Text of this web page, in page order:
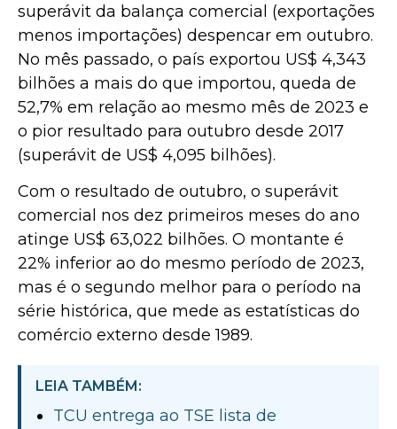
superávit da balança comercial (exportações
menos importações) despencar em outubro.
No mês passado, o país exportou US$ 4,343
bilhões a mais do que importou, queda de
52,7% em relação ao mesmo mês de 2023 e
o pior resultado para outubro desde 2017
(superávit de US$ 4,095 bilhões).
Com o resultado de outubro, o superávit
comercial nos dez primeiros meses do ano
atinge US$ 63,022 bilhões. O montante é
22% inferior ao do mesmo período de 2023,
mas é o segundo melhor para o período na
série histórica, que mede as estatísticas do
comércio externo desde 1989.
LEIA TAMBÉM:
TCU entrega ao TSE lista de